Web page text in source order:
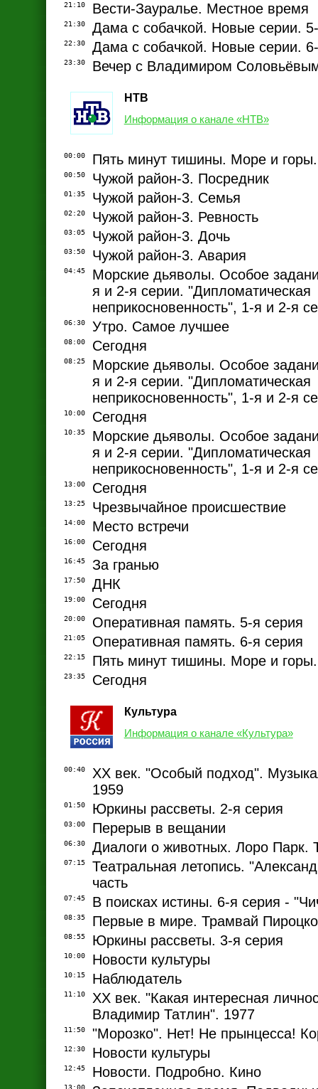
21:10 Вести-Зауралье. Местное время
21:30 Дама с собачкой. Новые серии.
22:30 Дама с собачкой. Новые серии.
23:30 Вечер с Владимиром
НТВ
Информация о канале «НТВ»
00:00 Пять минут тишины. Море и
00:50 Чужой район-3. Посредник
01:35 Чужой район-3. Семья
02:20 Чужой район-3. Ревность
03:05 Чужой район-3. Дочь
03:50 Чужой район-3. Авария
04:45
Морские дьяволы. Особое
я и 2-я серии. "Дипломатическая
неприкосновенность", 1-я и 2-я
06:30 Утро. Самое лучшее
08:00 Сегодня
08:25
Морские дьяволы. Особое
я и 2-я серии. "Дипломатическая
неприкосновенность", 1-я и 2-я
10:00 Сегодня
10:35
Морские дьяволы. Особое
я и 2-я серии. "Дипломатическая
неприкосновенность", 1-я и 2-я
13:00 Сегодня
13:25 Чрезвычайное происшествие
14:00 Место встречи
16:00 Сегодня
16:45 За гранью
17:50 ДНК
19:00 Сегодня
20:00 Оперативная память. 5-я серия
21:05 Оперативная память. 6-я серия
22:15 Пять минут тишины. Море и
23:35 Сегодня
Культура
Информация о канале «Культура»
00:40
ХХ век. "Особый подход".
1959
01:50 Юркины рассветы. 2-я серия
03:00 Перерыв в вещании
06:30 Диалоги о животных. Лоро Парк.
07:15
Театральная летопись.
часть
07:45 В поисках истины. 6-я серия -
08:35 Первые в мире. Трамвай
08:55 Юркины рассветы. 3-я серия
10:00 Новости культуры
10:15 Наблюдатель
11:10
ХХ век. "Какая интересная
Владимир Татлин". 1977
11:50 "Морозко". Нет! Не прынцесса!
12:30 Новости культуры
12:45 Новости. Подробно. Кино
13:00